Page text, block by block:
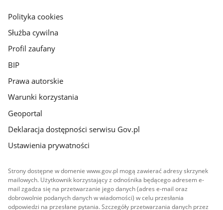
gov.pl
Polityka cookies
Służba cywilna
Profil zaufany
BIP
Prawa autorskie
Warunki korzystania
Geoportal
Deklaracja dostępności serwisu Gov.pl
Ustawienia prywatności
Strony dostępne w domenie www.gov.pl mogą zawierać adresy skrzynek
mailowych. Użytkownik korzystający z odnośnika będącego adresem e-
mail zgadza się na przetwarzanie jego danych (adres e-mail oraz
dobrowolnie podanych danych w wiadomości) w celu przesłania
odpowiedzi na przesłane pytania. Szczegóły przetwarzania danych przez